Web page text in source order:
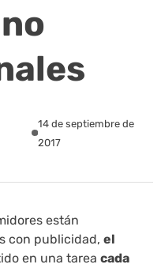
14 de septiembre de
2017
están
con publicidad, el
en una tarea cada